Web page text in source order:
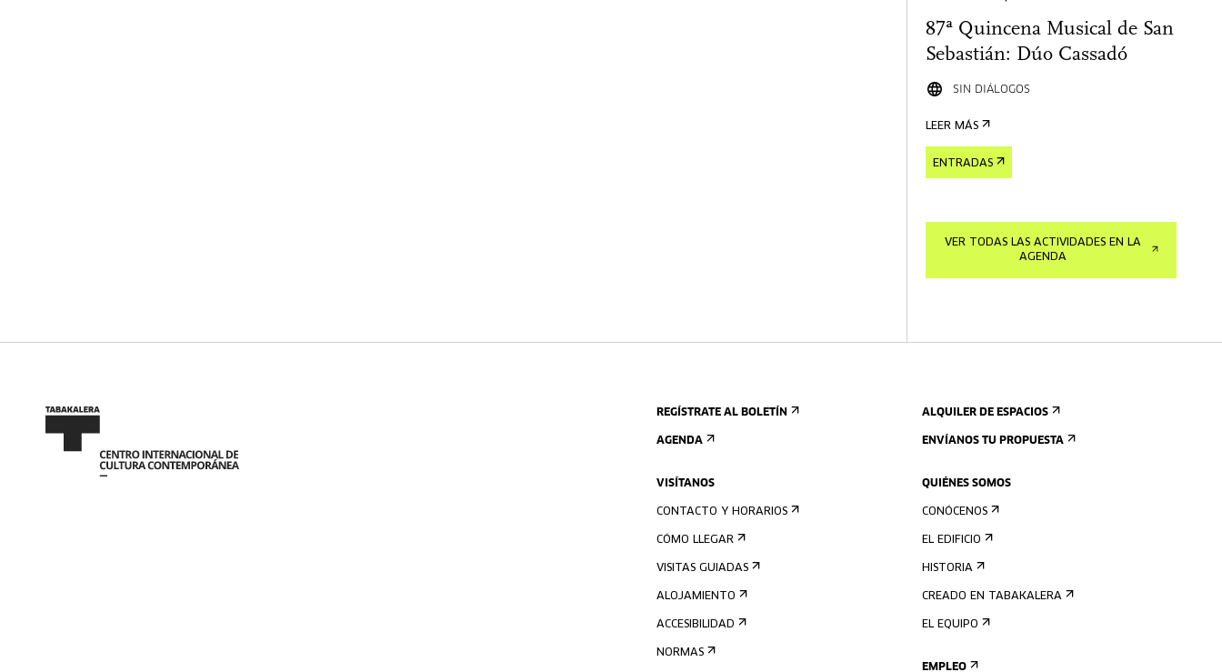
87ª Quincena Musical de San
Sebastián: Dúo Cassadó
SIN DIÁLOGOS
LEER MÁS
ENTRADAS
VER TODAS LAS ACTIVIDADES EN LA
AGENDA
REGÍSTRATE AL BOLETÍN
AGENDA
VISÍTANOS
CONTACTO Y HORARIOS
CÓMO LLEGAR
VISITAS GUIADAS
ALOJAMIENTO
ACCESIBILIDAD
NORMAS
ALQUILER DE ESPACIOS
ENVÍANOS TU PROPUESTA
QUIÉNES SOMOS
CONÓCENOS
EL EDIFICIO
HISTORIA
CREADO EN TABAKALERA
EL EQUIPO
EMPLEO